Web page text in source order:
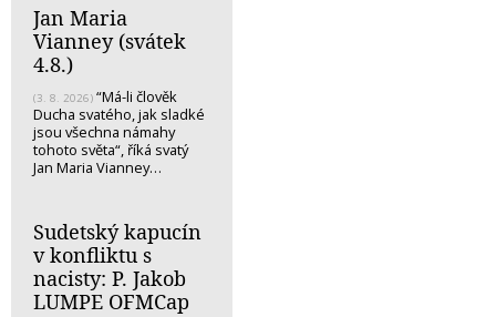
Jan Maria
Vianney (svátek
4.8.)
(3. 8. 2026) “Má-li člověk
Ducha svatého, jak sladké
jsou všechna námahy
tohoto světa“, říká svatý
Jan Maria Vianney…
Sudetský kapucín
v konfliktu s
nacisty: P. Jakob
LUMPE OFMCap